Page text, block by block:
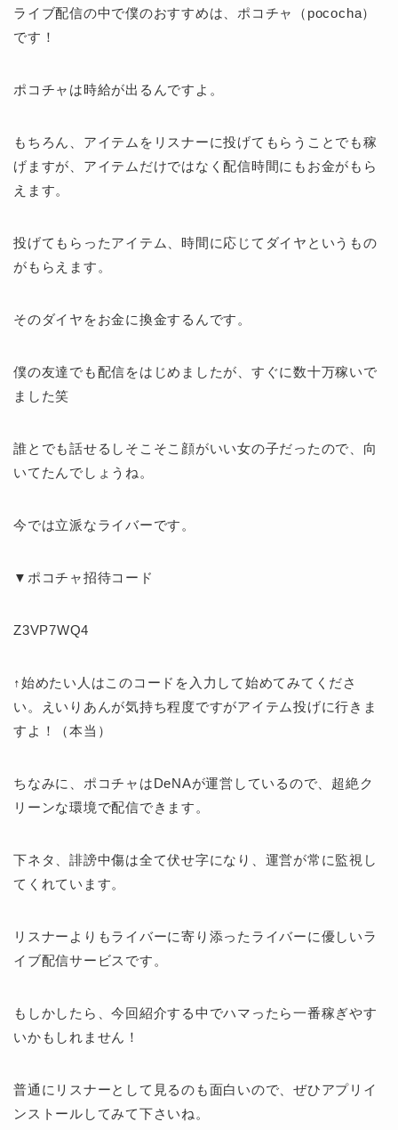
ライブ配信の中で僕のおすすめは、ポコチャ（pococha）
です！
ポコチャは時給が出るんですよ。
もちろん、アイテムをリスナーに投げてもらうことでも稼
げますが、アイテムだけではなく配信時間にもお金がもら
えます。
投げてもらったアイテム、時間に応じてダイヤというもの
がもらえます。
そのダイヤをお金に換金するんです。
僕の友達でも配信をはじめましたが、すぐに数十万稼いで
ました笑
誰とでも話せるしそこそこ顔がいい女の子だったので、向
いてたんでしょうね。
今では立派なライバーです。
▼ポコチャ招待コード
Z3VP7WQ4
↑始めたい人はこのコードを入力して始めてみてくださ
い。えいりあんが気持ち程度ですがアイテム投げに行きま
すよ！（本当）
ちなみに、ポコチャはDeNAが運営しているので、超絶ク
リーンな環境で配信できます。
下ネタ、誹謗中傷は全て伏せ字になり、運営が常に監視し
てくれています。
リスナーよりもライバーに寄り添ったライバーに優しいラ
イブ配信サービスです。
もしかしたら、今回紹介する中でハマったら一番稼ぎやす
いかもしれません！
普通にリスナーとして見るのも面白いので、ぜひアプリイ
ンストールしてみて下さいね。